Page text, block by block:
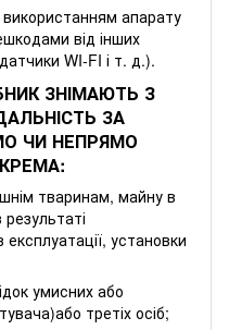
апарату
від інших
WI‐FI і т. д.).
ЗНІМАЮТЬ З
ЗА
ЧИ НЕПРЯМО
тваринам, майну в
установки
умисних або
третіх осіб;